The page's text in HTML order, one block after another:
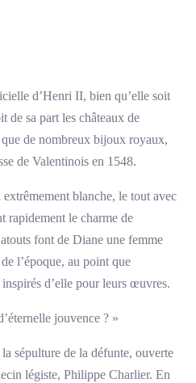
d’Henri II, bien qu’elle soit
de sa part les châteaux de
de nombreux bijoux royaux,
de Valentinois en 1548.
blanche, le tout avec
rapidement le charme de
font de Diane une femme
l’époque, au point que
d’elle pour leurs œuvres.
jouvence ? »
sépulture de la défunte, ouverte
légiste, Philippe Charlier. En